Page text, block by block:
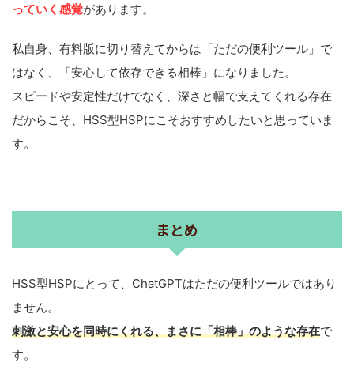
っていく感覚があります。
私自身、有料版に切り替えてからは「ただの便利ツール」で
はなく、「安心して依存できる相棒」になりました。
スピードや安定性だけでなく、深さと幅で支えてくれる存在
だからこそ、HSS型HSPにこそおすすめしたいと思っていま
す。
まとめ
HSS型HSPにとって、ChatGPTはただの便利ツールではあり
ません。
刺激と安心を同時にくれる、まさに「相棒」のような存在で
す。